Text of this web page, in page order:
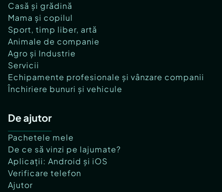
Casă și grădină
Mama și copilul
Sport, timp liber, artă
Animale de companie
Agro și Industrie
Servicii
Echipamente profesionale și vânzare companii
Închiriere bunuri și vehicule
De ajutor
Pachetele mele
De ce să vinzi pe lajumate?
Aplicații: Android și iOS
Verificare telefon
Ajutor